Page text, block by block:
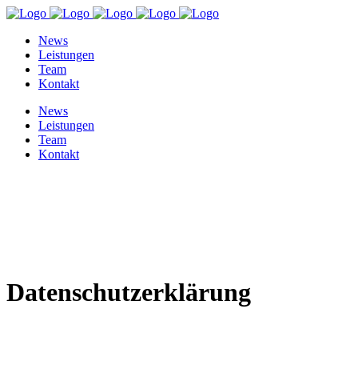
News
Leistungen
Team
Kontakt
News
Leistungen
Team
Kontakt
Datenschutzerklärung